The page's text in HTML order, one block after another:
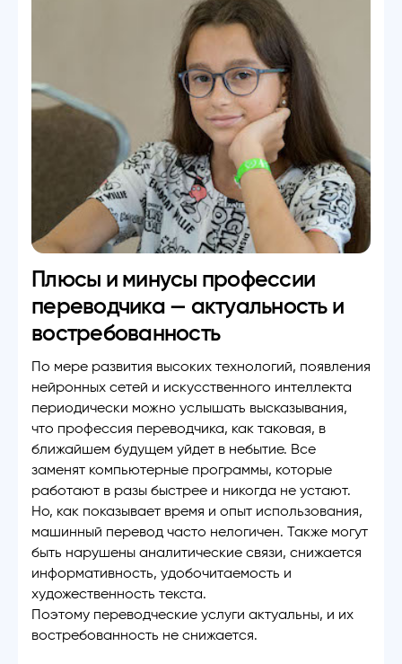
Плюсы и минусы профессии
переводчика — актуальность и
востребованность
По мере развития высоких технологий, появления
нейронных сетей и искусственного интеллекта
периодически можно услышать высказывания,
что профессия переводчика, как таковая, в
ближайшем будущем уйдет в небытие. Все
заменят компьютерные программы, которые
работают в разы быстрее и никогда не устают.
Но, как показывает время и опыт использования,
машинный перевод часто нелогичен. Также могут
быть нарушены аналитические связи, снижается
информативность, удобочитаемость и
художественность текста.
Поэтому переводческие услуги актуальны, и их
востребованность не снижается.